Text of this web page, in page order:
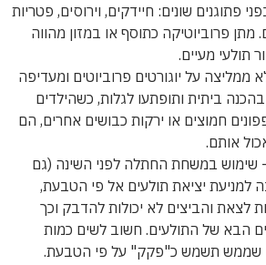
פתוגנים שונים: חיידקים, וירוסים, פטריות
מתן פרוביוטיקה כתוסף או במזון מהווה
תולעי מעיים.
ממליצה על יוגורטים פרוביוטים ומעדיפה
בהכנה ביתית ותופתעו לגלות, כשהילדים
חמוצים או ירקות כבושים אחרים, הם
אותם.
שימוש במשחת החתלה לפני השינה (גם
למניעת יציאת תולעים אל פי הטבעת,
לצאת והביצים לא יכולות להדבק וכך
הבא של התולעים. חשוב לשים כמות
שממש תשמש כ"פקק" על פי הטבעת.